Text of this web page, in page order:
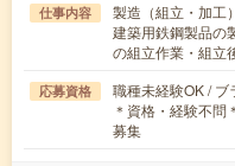
仕事内容
製造（組立・加工）
建築用鉄鋼製品の
の組立作業・組立
応募資格
職種未経験OK / ブ
＊資格・経験不問
募集